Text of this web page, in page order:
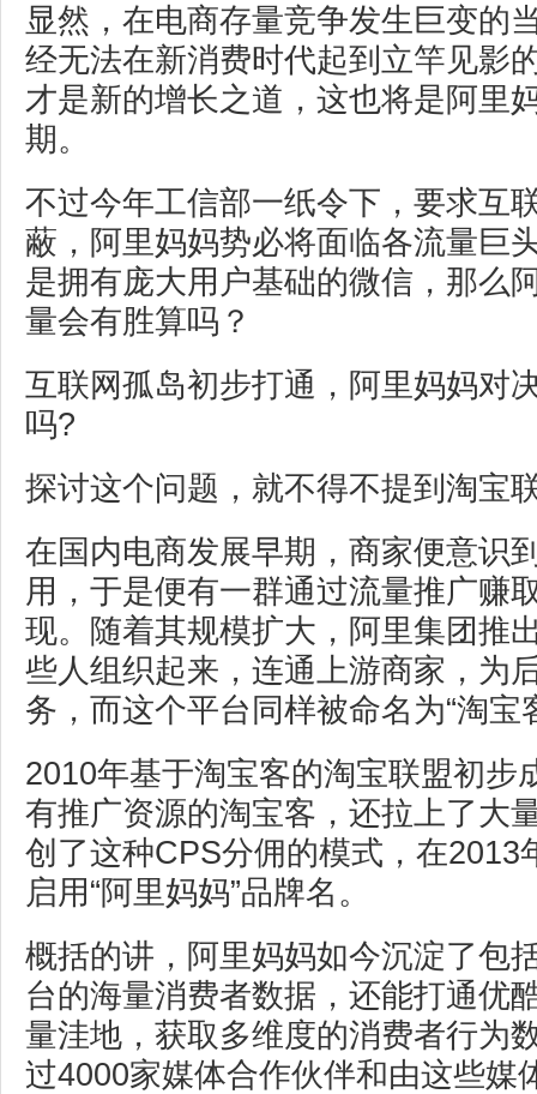
显然，在电商存量竞争发生巨变的
经无法在新消费时代起到立竿见影
才是新的增长之道，这也将是阿里
期。
不过今年工信部一纸令下，要求互
蔽，阿里妈妈势必将面临各流量巨
是拥有庞大用户基础的微信，那么
量会有胜算吗？
互联网孤岛初步打通，阿里妈妈对
吗?
探讨这个问题，就不得不提到淘宝
在国内电商发展早期，商家便意识
用，于是便有一群通过流量推广赚
现。随着其规模扩大，阿里集团推
些人组织起来，连通上游商家，为
务，而这个平台同样被命名为“淘宝
2010年基于淘宝客的淘宝联盟初步
有推广资源的淘宝客，还拉上了大
创了这种CPS分佣的模式，在2013
启用“阿里妈妈”品牌名。
概括的讲，阿里妈妈如今沉淀了包
台的海量消费者数据，还能打通优
量洼地，获取多维度的消费者行为
过4000家媒体合作伙伴和由这些媒